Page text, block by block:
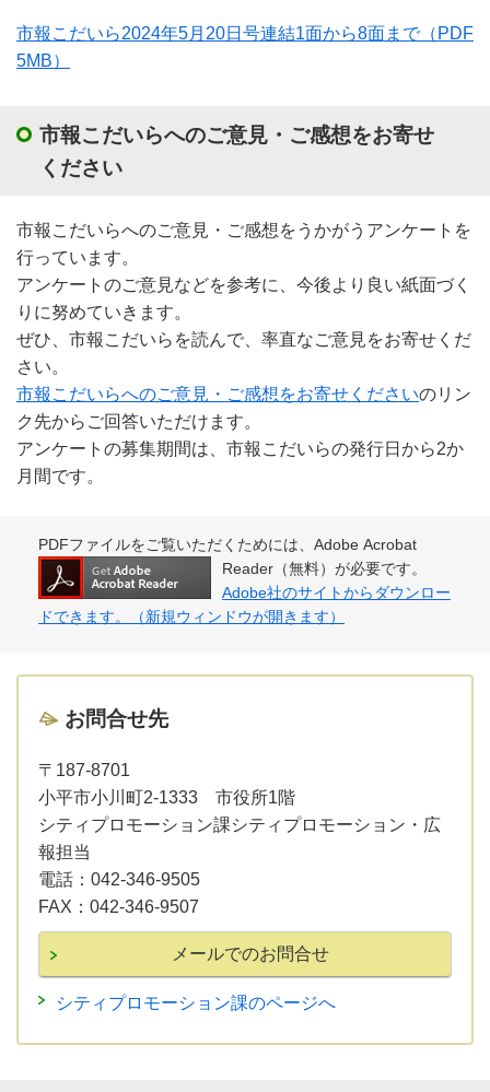
市報こだいら2024年5月20日号連結1面から8面まで（PDF
5MB）
市報こだいらへのご意見・ご感想をお寄せ
ください
市報こだいらへのご意見・ご感想をうかがうアンケートを
行っています。
アンケートのご意見などを参考に、今後より良い紙面づく
りに努めていきます。
ぜひ、市報こだいらを読んで、率直なご意見をお寄せくだ
さい。
市報こだいらへのご意見・ご感想をお寄せくださいのリン
ク先からご回答いただけます。
アンケートの募集期間は、市報こだいらの発行日から2か
月間です。
PDFファイルをご覧いただくためには、Adobe Acrobat
Reader（無料）が必要です。
Adobe社のサイトからダウンロー
ドできます。（新規ウィンドウが開きます）
お問合せ先
〒187-8701
小平市小川町2-1333 市役所1階
シティプロモーション課シティプロモーション・広
報担当
電話： 042-346-9505
FAX： 042-346-9507
シティプロモーション課のページへ